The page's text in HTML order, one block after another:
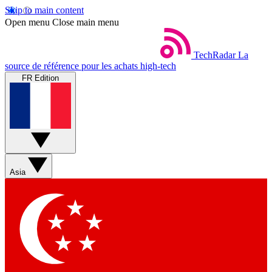
Skip to main content
Open menu Close main menu
TechRadar La
source de référence pour les achats high-tech
FR Edition
Asia